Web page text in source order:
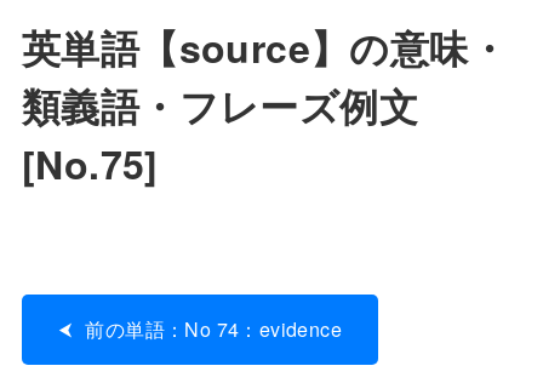
英単語【source】の意味・
類義語・フレーズ例文
[No.75]
前の単語：No 74：evidence